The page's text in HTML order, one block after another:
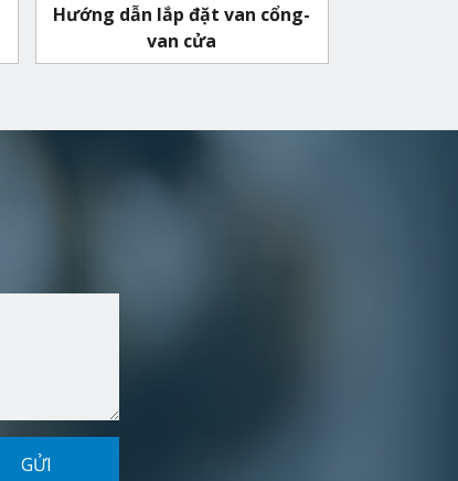
Hướng dẫn lắp đặt van cổng-
van cửa
GỬI